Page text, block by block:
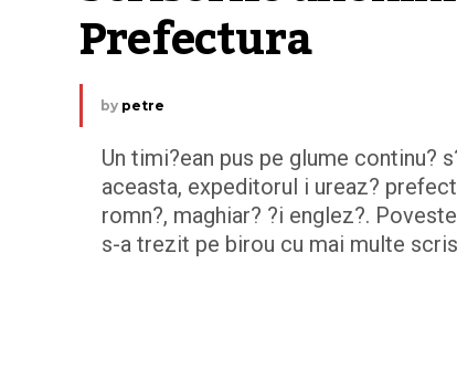
Prefectura
by petre
Un timi?ean pus pe glume continu?
aceasta, expeditorul i ureaz?
romn?, maghiar? ?i englez?.
s-a trezit pe birou cu mai multe